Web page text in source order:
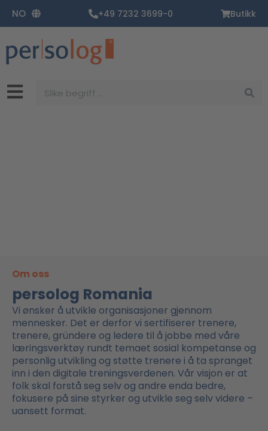
Inhalt
springen
NO +49 7232 3699-0 Butikk
Om oss
persolog Romania
Vi ønsker å utvikle organisasjoner gjennom
mennesker. Det er derfor vi sertifiserer trenere,
trenere, gründere og ledere til å jobbe med våre
læringsverktøy rundt temaet sosial kompetanse og
personlig utvikling og støtte trenere i å ta spranget
inn i den digitale treningsverdenen. Vår visjon er at
folk skal forstå seg selv og andre enda bedre,
fokusere på sine styrker og utvikle seg selv videre –
uansett format.